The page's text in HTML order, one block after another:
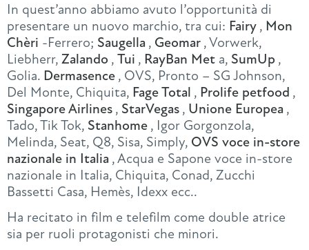
In quest’anno abbiamo avuto l’opportunità di
presentare un nuovo marchio, tra cui: Fairy , Mon
Chèri -Ferrero; Saugella , Geomar , Vorwerk,
Liebherr, Zalando , Tui , RayBan Met a, SumUp ,
Golia. Dermasence , OVS, Pronto – SG Johnson,
Del Monte, Chiquita, Fage Total , Prolife petfood ,
Singapore Airlines , StarVegas , Unione Europea ,
Tado, Tik Tok, Stanhome , Igor Gorgonzola,
Melinda, Seat, Q8, Sisa, Simply, OVS voce in-store
nazionale in Italia , Acqua e Sapone voce in-store
nazionale in Italia, Chiquita, Conad, Zucchi
Bassetti Casa, Hemès, Idexx ecc..
Ha recitato in film e telefilm come double atrice
sia per ruoli protagonisti che minori.